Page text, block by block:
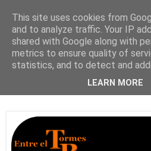
9 años en red
This site uses cookies from
and to analyze traffic. Your IP
shared with Google along with
metrics to ensure quality of
statistics, and to detect and
LEARN MORE